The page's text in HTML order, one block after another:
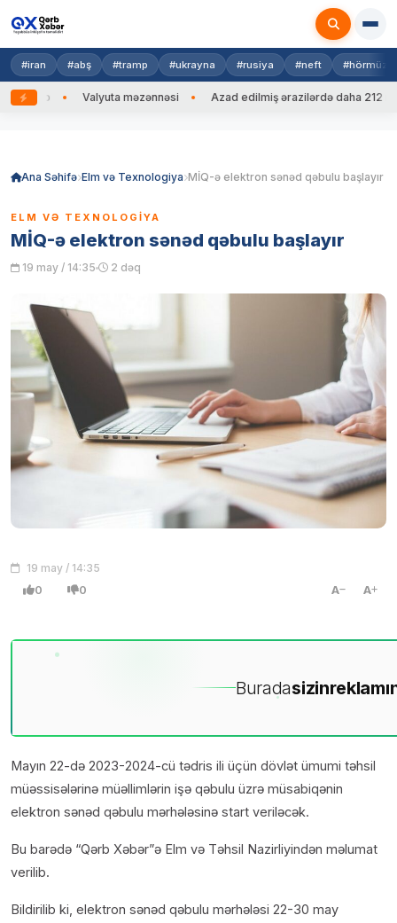
#iran #abş #tramp #ukrayna #rusiya #neft #hörmüz
edib Valyuta məzənnəsi Azad edilmiş ərazilərdə daha 212 mina,
Ana Səhifə Elm və Texnologiya MİQ-ə elektron sənəd qəbulu başlayır
ELM VƏ TEXNOLOGIYA
MİQ-ə elektron sənəd qəbulu başlayır
19 may / 14:35 2 dəq
19 may / 14:35
0 0 A A
Buradasizin
Mayın 22-də 2023-2024-cü tədris ili üçün dövlət ümumi təhsil
müəssisələrinə müəllimlərin işə qəbulu üzrə müsabiqənin
elektron sənəd qəbulu mərhələsinə start veriləcək.
Bu barədə “Qərb Xəbər”ə Elm və Təhsil Nazirliyindən məlumat
verilib.
Bildirilib ki, elektron sənəd qəbulu mərhələsi 22-30 may